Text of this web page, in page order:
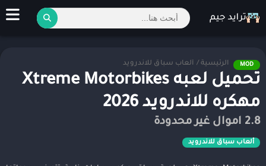
MOD الرئيسية / ألعاب سباق للاندرويد
تحميل لعبه Xtreme Motorbikes
مهكره للاندرويد 2026
2.8 اموال غير محدودة
ألعاب سباق للاندرويد